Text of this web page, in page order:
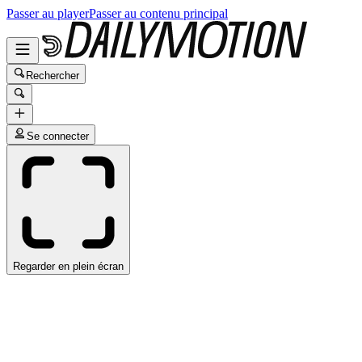
Passer au playerPasser au contenu principal
Rechercher
Se connecter
Regarder en plein écran